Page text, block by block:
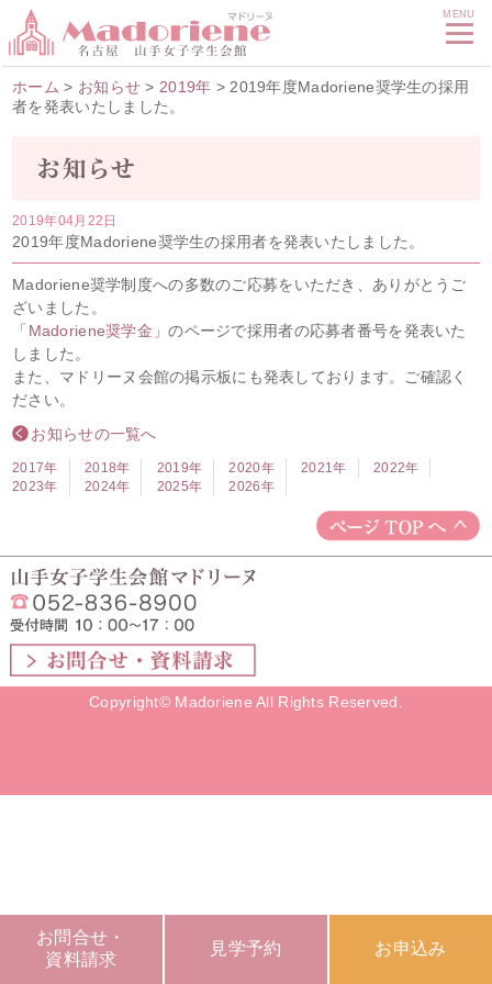
MENU
ホーム > お知らせ > 2019年 > 2019年度Madoriene奨学生の採用
者を発表いたしました。
2019年04月22日
2019年度Madoriene奨学生の採用者を発表いたしました。
Madoriene奨学制度への多数のご応募をいただき、ありがとうご
ざいました。
「 Madoriene奨学金 」のページで採用者の応募者番号を発表いた
しました。
また、マドリーヌ会館の掲示板にも発表しております。ご確認く
ださい。
お知らせの一覧へ
2017年 2018年 2019年 2020年 2021年
2022年
2023年
2024年 2025年 2026年
Copyright© Madoriene All Rights Reserved.
お問合せ・
資料請求
見学予約 お申込み